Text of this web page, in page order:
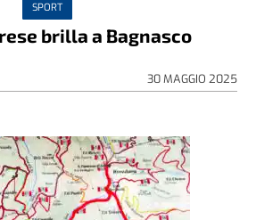
SPORT
brilla a Bagnasco
30 MAGGIO 2025